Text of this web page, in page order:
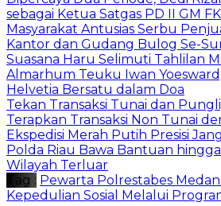
sebagai Ketua Satgas PD II GM
Masyarakat Antusias Serbu
Kantor dan Gudang Bulog Se-
Suasana Haru Selimuti Tahlilan
Almarhum Teuku Iwan
Helvetia Bersatu dalam Doa
Tekan Transaksi Tunai dan
Terapkan Transaksi Non Tunai
Ekspedisi Merah Putih Presisi
Polda Riau Bawa Bantuan
Wilayah Terluar
Tag : Pewarta Polrestabes
Kepedulian Sosial Melalui